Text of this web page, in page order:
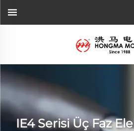
IE4 Serisi Üç Faz